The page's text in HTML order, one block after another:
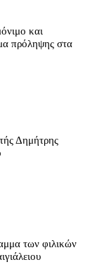
και
πρόληψης στα
Δημήτρης
των φιλικών